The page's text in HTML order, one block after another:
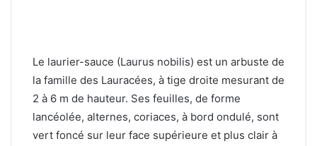
Le laurier-sauce (Laurus nobilis) est un arbuste de
la famille des Lauracées, à tige droite mesurant de
2 à 6 m de hauteur. Ses feuilles, de forme
lancéolée, alternes, coriaces, à bord ondulé, sont
vert foncé sur leur face supérieure et plus clair à